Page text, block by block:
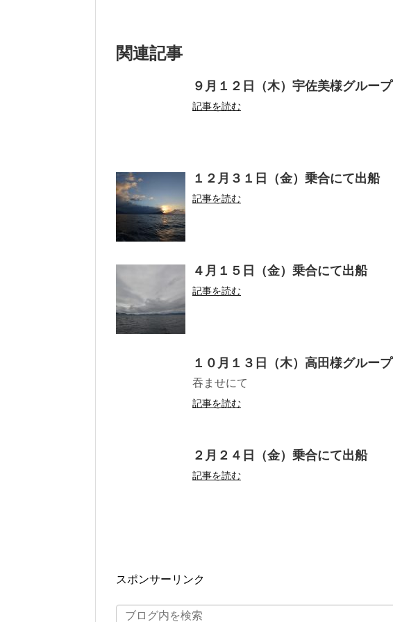
関連記事
９月１２日（木）宇佐美様グループ
記事を読む
１２月３１日（金）乗合にて出船
記事を読む
４月１５日（金）乗合にて出船
記事を読む
１０月１３日（木）高田様グループ
吞ませにて
記事を読む
２月２４日（金）乗合にて出船
記事を読む
スポンサーリンク